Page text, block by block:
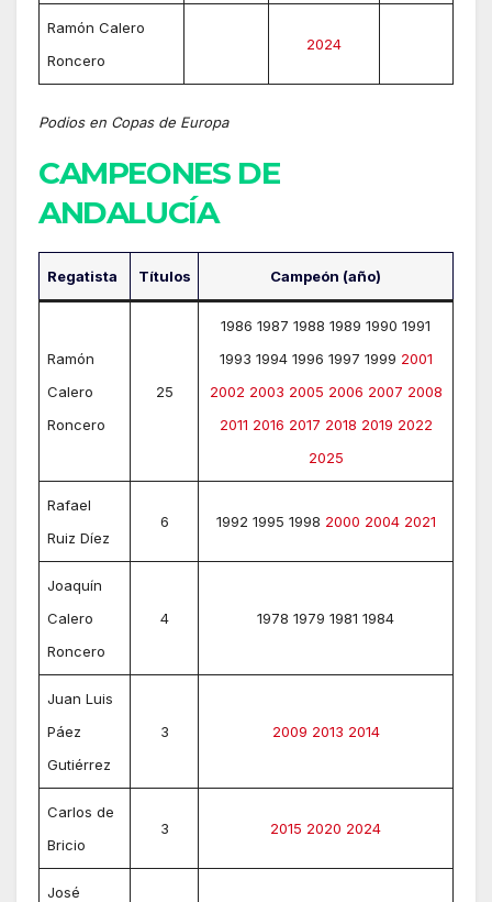
Ramón Calero
Roncero
2024
Podios en Copas de Europa
CAMPEONES DE
ANDALUCÍA
Regatista Títulos Campeón (año)
Ramón
Calero
Roncero
25
1986 1987 1988 1989 1990 1991
1993 1994 1996 1997 1999 2001
2002 2003 2005 2006 2007 2008
2011 2016 2017 2018 2019 2022
2025
Rafael
Ruiz Díez
6 1992 1995 1998 2000 2004 2021
Joaquín
Calero
Roncero
4 1978 1979 1981 1984
Juan Luis
Páez
Gutiérrez
3 2009 2013 2014
Carlos de
Bricio
3 2015 2020 2024
José